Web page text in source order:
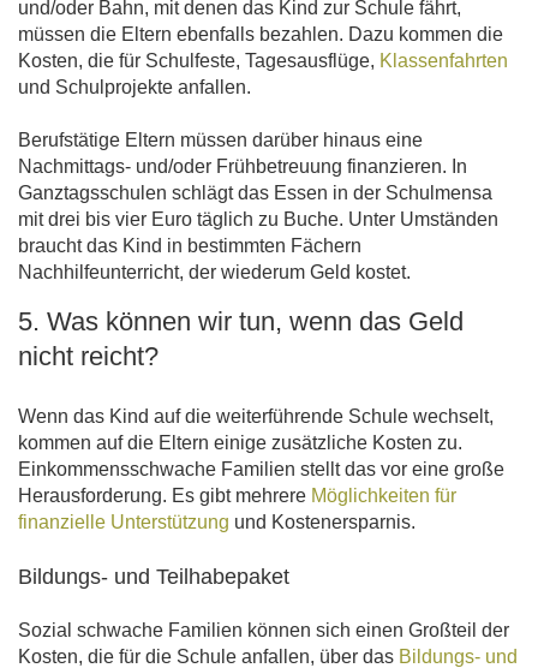
und/oder Bahn, mit denen das Kind zur Schule fährt,
müssen die Eltern ebenfalls bezahlen. Dazu kommen die
Kosten, die für Schulfeste, Tagesausflüge, Klassenfahrten
und Schulprojekte anfallen.
Berufstätige Eltern müssen darüber hinaus eine
Nachmittags- und/oder Frühbetreuung finanzieren. In
Ganztagsschulen schlägt das Essen in der Schulmensa
mit drei bis vier Euro täglich zu Buche. Unter Umständen
braucht das Kind in bestimmten Fächern
Nachhilfeunterricht, der wiederum Geld kostet.
5. Was können wir tun, wenn das Geld
nicht reicht?
Wenn das Kind auf die weiterführende Schule wechselt,
kommen auf die Eltern einige zusätzliche Kosten zu.
Einkommensschwache Familien stellt das vor eine große
Herausforderung. Es gibt mehrere Möglichkeiten für
finanzielle Unterstützung und Kostenersparnis.
Bildungs- und Teilhabepaket
Sozial schwache Familien können sich einen Großteil der
Kosten, die für die Schule anfallen, über das Bildungs- und